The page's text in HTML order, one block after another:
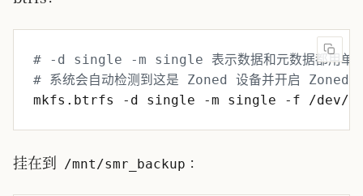
# -d single -m single 表示数据和元数据都用单
# 系统会自动检测到这是 Zoned 设备并开启 Zoned
挂在到 /mnt/smr_backup ：